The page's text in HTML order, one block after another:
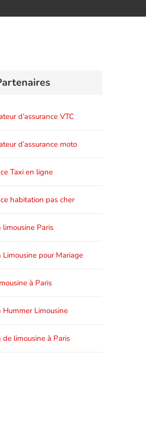
d’assurance VTC
d’assurance moto
Taxi en ligne
habitation pas cher
limousine Paris
Limousine pour Mariage
à Paris
Hummer Limousine
de limousine à Paris